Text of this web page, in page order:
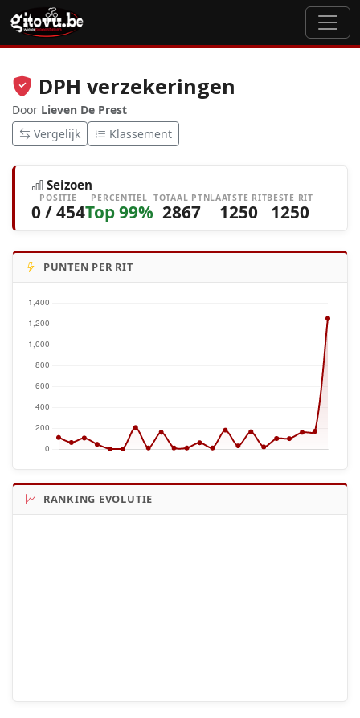
DPH verzekeringen
Door Lieven De Prest
Vergelijk
Klassement
Seizoen
POSITIE
0 / 454
PERCENTIEL
Top 99%
TOTAAL PTN
2867
LAATSTE RIT
1250
BESTE RIT
1250
PUNTEN PER RIT
RANKING EVOLUTIE